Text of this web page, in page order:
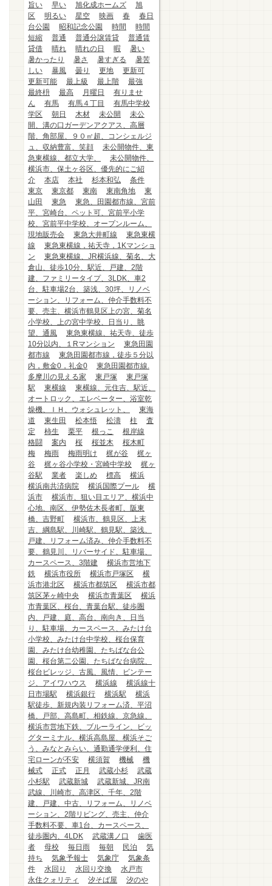
旨い
早い 旭化成ホームズ
旭
区
明るい 星空 映画 春
春日
台公園
昭和記念公園 時間
時間
短縮
普通 普通分譲賃貸
普通賃
貸借
晴れ 晴れの日 暇
暑い
暑かったり
暑さ 暑すぎる
暑苦
しい
暴風 曇り 更地
更新可
更新可能
最上級 最上階
最強
最終枡
最高 月曜日
有りませ
ん
有馬 有馬４丁目
有馬中学校
学区
朝日 木材 未公開
未公
開、溝の口ガーデンアクアス、高層
階、角部屋、９０㎡超、コンシェルジ
ュ、収納豊富、笑顔
未公開物件、東
急東横線、都立大学、
未公開物件、
横浜市、保土ヶ谷区、優先的にご紹
介
本店 本社 杉本和弘
条件
東京
東京都 東南 東南角地
東
山田
東急
東急、田園都市線、宮前
平、宮崎台、ペット可、宮前平小学
校、宮前平中学校、オープンルーム、
現地販売会
東急大井町線
東急東横
線
東急東横線，祐天寺，1Kマンショ
ン
東急東横線、JR横浜線、菊名、大
倉山、徒歩10分、駅近、戸建、2階
建、ファミリータイプ、3LDK、車2
台、駐車場2台、築浅、30坪、リノベ
ーション、リフォーム、仲介手数料不
要、売主、横浜市鶴見区上の宮、菊名
小学校、上の宮中学校、日当り、眺
望、通風
東急東横線、祐天寺、徒歩
10分以内、１Rマンション
東急田園
都市線
東急田園都市線，徒歩５分以
内，敷金0，礼金0
東急田園都市線.
多摩川の見える家
東戸塚
東戸塚
駅
東横線
東横線、元住吉、駅近、
オートロック、エレベーター、浴室乾
燥機、ＩＨ、ウォシュレット、
東海
道
東生田 松本悟 松濤 柱
査
定
柿生 栗平 根っこ
根岸線
格闘
案内 桜 桜並木
桜木町
梅
梅雨 梅雨明け 梶が谷
梶ヶ
谷
梶ヶ谷小学校・宮崎中学校
梶ヶ
谷駅
業者 楽しめ 標高
横浜
横浜南共済病院
横浜国際プール
横
浜市
横浜市、狙い目エリア、横浜中
心地、南区、伊勢佐木長者町、阪東
橋、吉野町
横浜市、鶴見区、上末
吉、綱島駅、川崎駅、鶴見駅、築浅、
戸建、リフォーム済み、仲介手数料不
要、鶴見川、リバーサイド、駐車場、
カースペース、3階建
横浜市営地下
鉄
横浜市役所 横浜市戸塚区
横
浜市港北区
横浜市都筑区
横浜市都
筑区茅ヶ崎中央
横浜市青葉区
横浜
市青葉区、桜台、青葉台駅、徒歩圏
内、戸建、庭、高台、南向き、日当
り、駐車場、カースペース、みたけ台
小学校、みたけ台中学校、桜台保育
園、みたけ台幼稚園、たちばな台公
園、桜台第二公園、たちばな台病院、
桜台ビレッジ、古風、風情、ビンテー
ジ、アイワハウス
横浜線
横浜線十
日市場駅
横浜銀行 横浜駅
横浜
駅徒歩、新規内装リフォーム済、平沼
橋、戸部、高島町、相鉄線、京急線、
横浜市営地下鉄、ブルーライン、ビッ
グターミナル、横浜高島屋、横浜そご
う、みなとみらい、通勤通学便利、住
宅ローンが不安
横須賀 機械
機
械式
正式 正月 武蔵小杉
武蔵
小杉駅
武蔵新城
武蔵新城、JR南
武線、川崎市、高津区、千年、2階
建、戸建、中古、リフォーム、リノベ
ーション、2階リビング、売主、仲介
手数料不要、車1台、カースペース、
徒歩圏内、4LDK
武蔵溝ノ口
歯医
者
母校 毎日雨 毎朝 民泊
気
持ち
気象予報士 気象庁
気象条
件
水回り 水回り交換
水戸市
永住クォリティ
汐そば屋
汐のや